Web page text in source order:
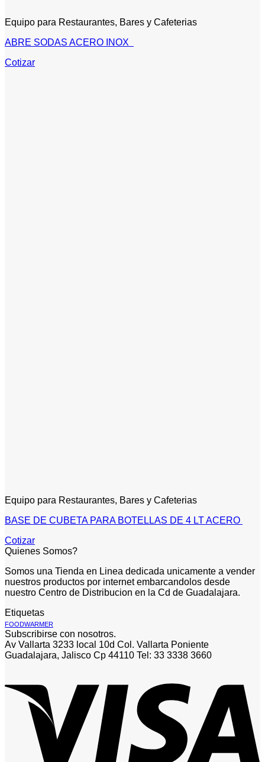
Equipo para Restaurantes, Bares y Cafeterias
ABRE SODAS ACERO INOX
Cotizar
Equipo para Restaurantes, Bares y Cafeterias
BASE DE CUBETA PARA BOTELLAS DE 4 LT ACERO
Cotizar
Quienes Somos?
Somos una Tienda en Linea dedicada unicamente a vender
nuestros productos por internet embarcandolos desde
nuestro Centro de Distribucion en la Cd de Guadalajara.
Etiquetas
FOODWARMER
Subscribirse con nosotros.
Av Vallarta 3233 local 10d Col. Vallarta Poniente
Guadalajara, Jalisco Cp 44110 Tel: 33 3338 3660